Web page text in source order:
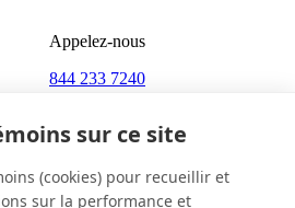
Appelez-nous
844 233 7240
1400
Toronto, ON, M5C 1C4
sur ce site
(cookies) pour recueillir et
sur la performance et